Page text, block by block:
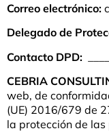
Correo electrónico:
Delegado de
Contacto DPD:
CEBRIA
web, de
(UE) 2016/679 de
la protección de